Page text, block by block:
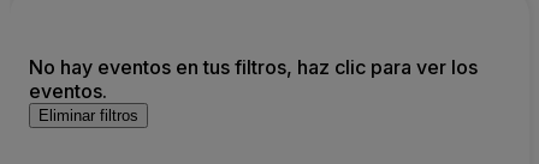
No hay eventos en tus filtros, haz clic para ver los
eventos.
Eliminar filtros